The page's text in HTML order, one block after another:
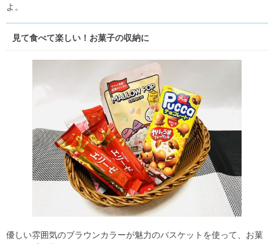
よ。
見て食べて楽しい！お菓子の収納に
優しい雰囲気のブラウンカラーが魅力のバスケットを使って、お菓